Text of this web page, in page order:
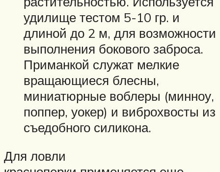
удилище тестом 5-10 гр. и
длиной до 2 м, для возможности
выполнения бокового заброса.
Приманкой служат мелкие
вращающиеся блесны,
миниатюрные воблеры (минноу,
поппер, уокер) и виброхвосты из
съедобного силикона.
Для ловли